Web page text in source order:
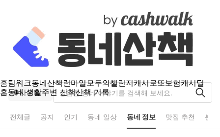
홈팀워크동네산책런마일모두의챌린지캐시로또보험캐시딜
홈동네 생활주변 산책산책 기록
사우동
전체글 공지 인기 동네 일상 동네 정보 맛집 추천 분